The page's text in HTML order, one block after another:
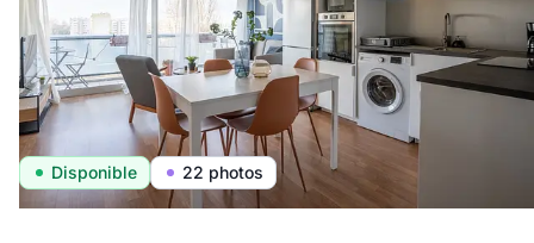
Disponible 22 photos